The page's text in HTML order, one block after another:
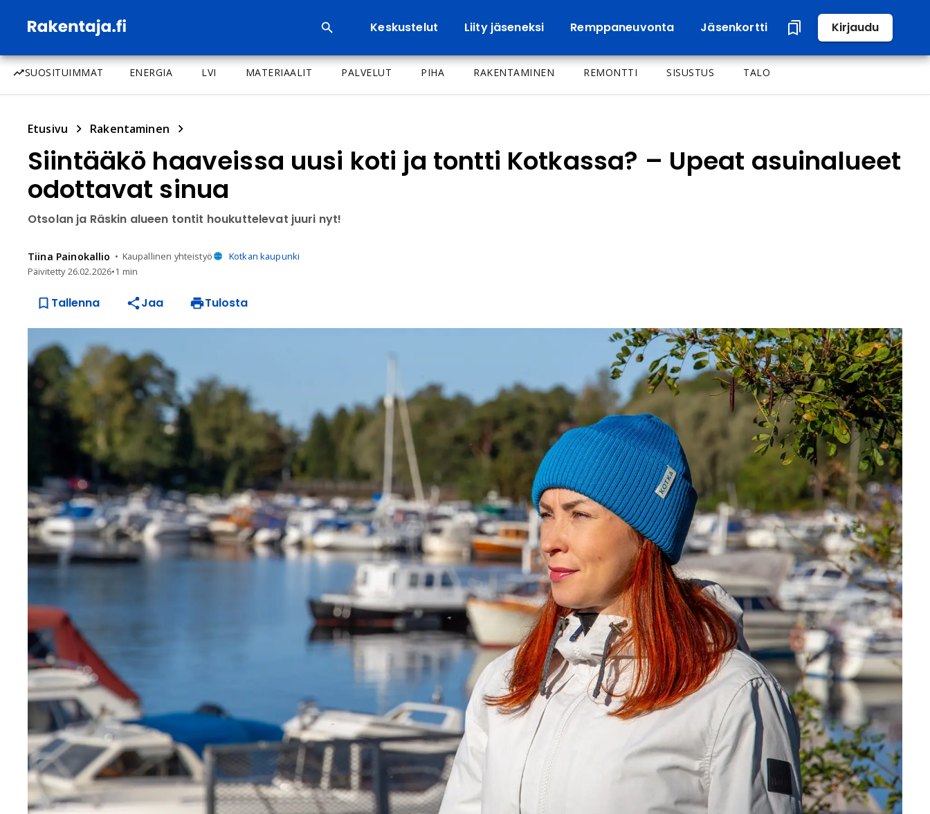
Keskustelut Liity jäseneksi Remppaneuvonta Jäsenkortti Kirjaudu
SUOSITUIMMAT ENERGIA LVI MATERIAALIT PALVELUT PIHA RAKENTAMINEN REMONTTI SISUSTUS TALO
Etusivu Rakentaminen
Siintääkö haaveissa uusi koti ja tontti Kotkassa? – Upeat asuinalueet
odottavat sinua
Otsolan ja Räskin alueen tontit houkuttelevat juuri nyt!
Tiina Painokallio Kaupallinen yhteistyö
Kotkan kaupunki
Päivitetty26.02.2026•1 min
Tallenna Jaa Tulosta